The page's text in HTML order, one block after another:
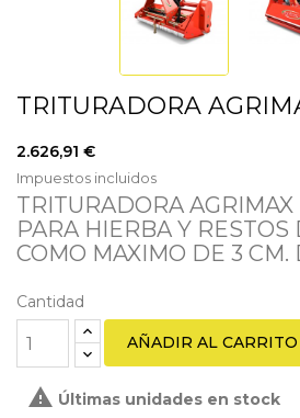
TRITURADORA
2.626,91 €
Impuestos incluidos
TRITURADORA AGRIMAX
PARA HIERBA Y RESTOS
COMO MAXIMO DE 3
Cantidad
AÑADIR AL CARRITO
 Últimas unidades en stock